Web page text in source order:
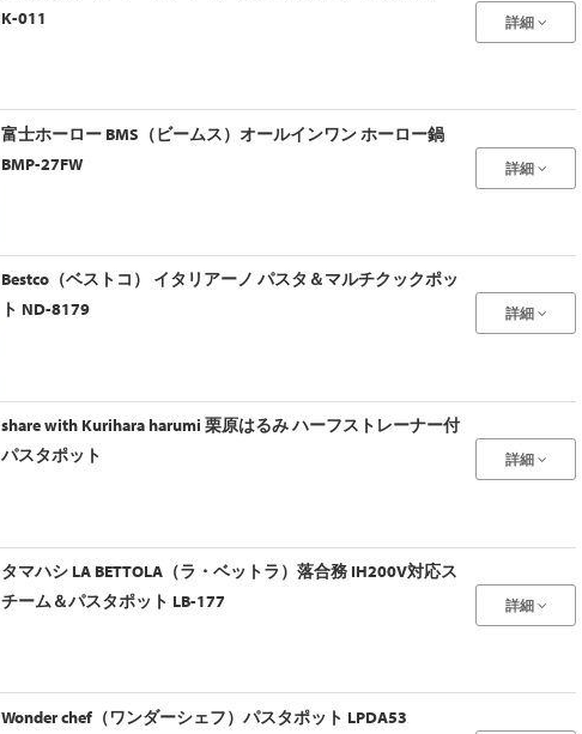
K-011
詳細
富士ホーロー BMS（ビームス）オールインワン ホーロー鍋
BMP-27FW
詳細
Bestco（ベストコ） イタリアーノ パスタ＆マルチクックポッ
ト ND-8179
詳細
share with Kurihara harumi 栗原はるみ ハーフストレーナー付
パスタポット
詳細
タマハシ LA BETTOLA（ラ・ベットラ）落合務 IH200V対応ス
チーム＆パスタポット LB-177
詳細
Wonder chef（ワンダーシェフ）パスタポット LPDA53